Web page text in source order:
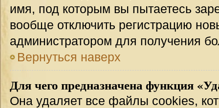
имя, под которым вы пытаетесь
вообще отключить регистрацию
администратором для получения
Вернуться наверх
Для чего предназначена функция
Она удаляет все файлы cookies,